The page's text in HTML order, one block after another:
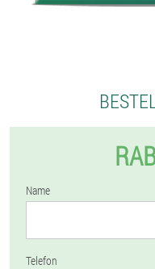
Name
Telefon